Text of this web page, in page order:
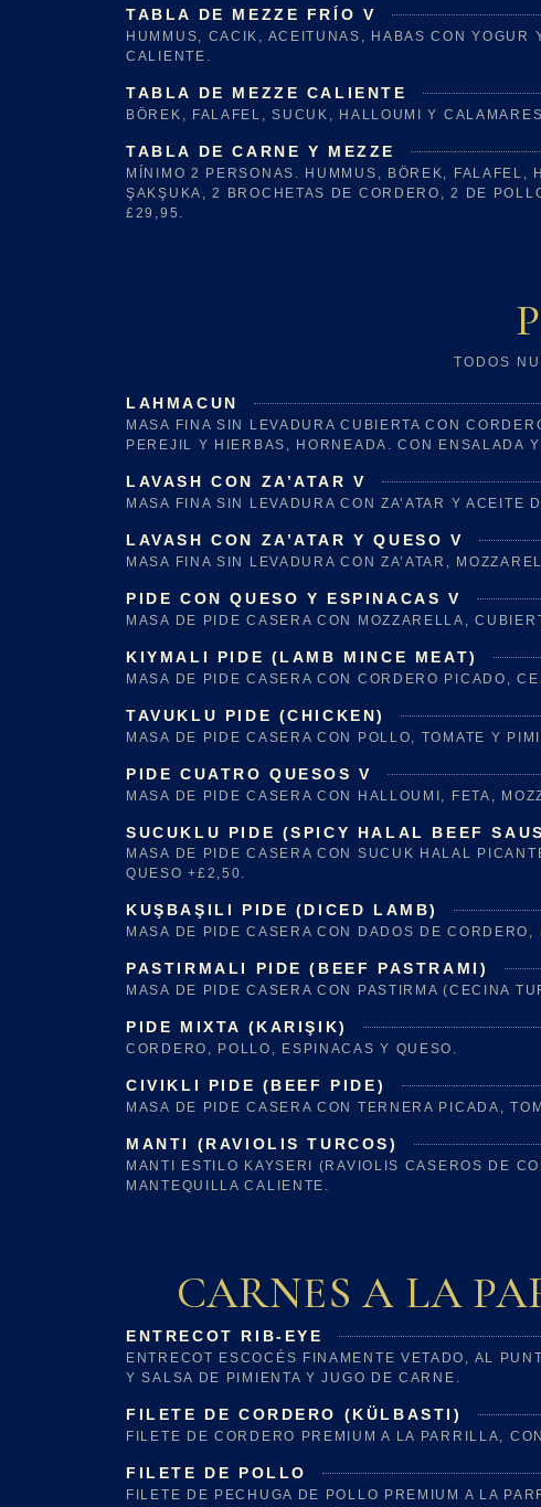
TABLA DE MEZZE FRÍO V
HUMMUS, CACIK, ACEITUNAS, HABAS CON YOGUR
CALIENTE.
TABLA DE MEZZE CALIENTE
BÖREK, FALAFEL, SUCUK, HALLOUMI Y
TABLA DE CARNE Y MEZZE
MÍNIMO 2 PERSONAS. HUMMUS, BÖREK, FALAFEL,
ŞAKŞUKA, 2 BROCHETAS DE CORDERO, 2 DE
£29,95.
TODOS
LAHMACUN
MASA FINA SIN LEVADURA CUBIERTA CON
PEREJIL Y HIERBAS, HORNEADA. CON ENSALADA
LAVASH CON ZA’ATAR V
MASA FINA SIN LEVADURA CON ZA’ATAR Y ACEITE
LAVASH CON ZA’ATAR Y QUESO V
MASA FINA SIN LEVADURA CON ZA’ATAR,
PIDE CON QUESO Y ESPINACAS V
MASA DE PIDE CASERA CON MOZZARELLA,
KIYMALI PIDE (LAMB MINCE MEAT)
MASA DE PIDE CASERA CON CORDERO PICADO,
TAVUKLU PIDE (CHICKEN)
MASA DE PIDE CASERA CON POLLO, TOMATE Y
PIDE CUATRO QUESOS V
MASA DE PIDE CASERA CON HALLOUMI, FETA,
SUCUKLU PIDE (SPICY HALAL BEEF
MASA DE PIDE CASERA CON SUCUK HALAL
QUESO +£2,50.
KUŞBAŞILI PIDE (DICED LAMB)
MASA DE PIDE CASERA CON DADOS DE
PASTIRMALI PIDE (BEEF PASTRAMI)
MASA DE PIDE CASERA CON PASTIRMA (CECINA
PIDE MIXTA (KARIŞIK)
CORDERO, POLLO, ESPINACAS Y QUESO.
CIVIKLI PIDE (BEEF PIDE)
MASA DE PIDE CASERA CON TERNERA PICADA,
MANTI (RAVIOLIS TURCOS)
MANTI ESTILO KAYSERI (RAVIOLIS CASEROS DE
MANTEQUILLA CALIENTE.
CARNES A LA
ENTRECOT RIB-EYE
ENTRECOT ESCOCÉS FINAMENTE VETADO, AL
Y SALSA DE PIMIENTA Y JUGO DE CARNE.
FILETE DE CORDERO (KÜLBASTI)
FILETE DE CORDERO PREMIUM A LA PARRILLA,
FILETE DE POLLO
FILETE DE PECHUGA DE POLLO PREMIUM A LA